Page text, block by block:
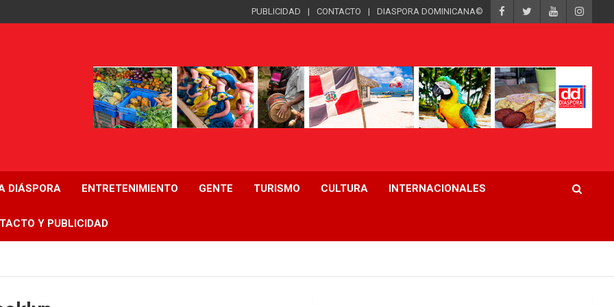
PUBLICIDAD CONTACTO DIASPORA DOMINICANA©
DIÁSPORA ENTRETENIMIENTO GENTE TURISMO CULTURA INTERNACIONALES
Y PUBLICIDAD